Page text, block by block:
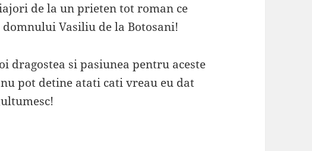
de la un prieten tot roman ce
Vasiliu de la Botosani!
dragostea si pasiunea pentru aceste
pot detine atati cati vreau eu dat